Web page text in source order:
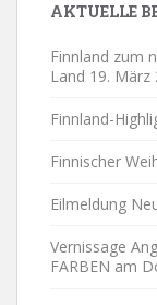
AKTUELLE
Finnland zum
Land 19. März
Finnland-
Finnischer
Eilmeldung
Vernissage
FARBEN am